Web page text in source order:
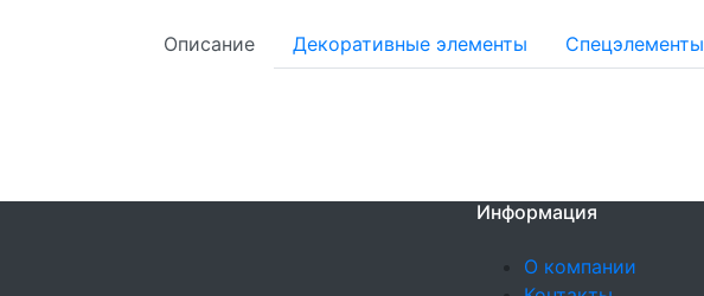
Описание Декоративные элементы Спецэлементы
Информация
О компании